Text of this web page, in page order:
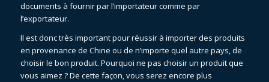
documents à fournir par l’importateur comme par
l’exportateur.
Il est donc très important pour réussir à importer des produits
en provenance de Chine ou de n’importe quel autre pays, de
choisir le bon produit. Pourquoi ne pas choisir un produit que
vous aimez ? De cette façon, vous serez encore plus